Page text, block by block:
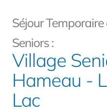
Séjour Temporaire
Seniors :
Village
Hameau -
Lac